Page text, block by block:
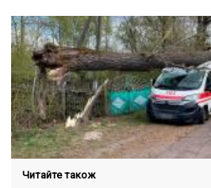
Читайте також